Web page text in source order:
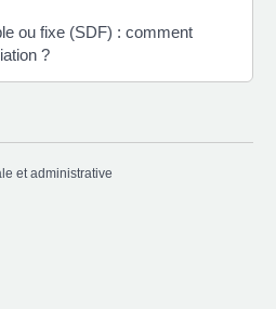
ou fixe (SDF) : comment
?
et administrative